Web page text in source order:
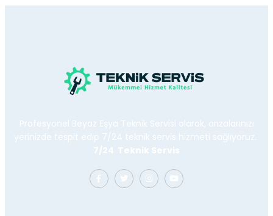
Profesyonel Beyaz Eşya Teknik Servisi olarak, arızalarınızı
yerinizde tespit edip 7/24 teknik servis hizmeti sağlıyoruz.
7/24 Teknik Servis